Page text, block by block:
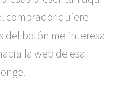
comprador quiere
del botón me interesa
la web de esa